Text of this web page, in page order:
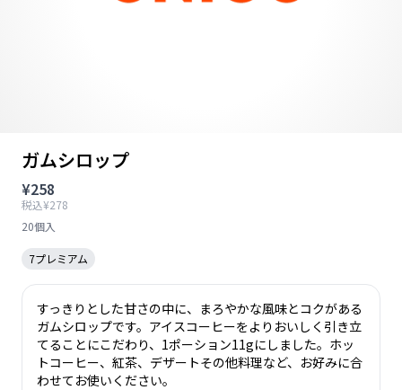
ガムシロップ
¥258
税込¥278
20個入
7プレミアム
すっきりとした甘さの中に、まろやかな風味とコクがある
ガムシロップです。アイスコーヒーをよりおいしく引き立
てることにこだわり、1ポーション11gにしました。ホッ
トコーヒー、紅茶、デザートその他料理など、お好みに合
わせてお使いください。